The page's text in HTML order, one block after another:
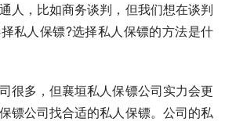
人，比如商务谈判，但我们想在谈判
私人保镖?选择私人保镖的方法是什
很多，但襄垣私人保镖公司实力会更
镖公司找合适的私人保镖。公司的私